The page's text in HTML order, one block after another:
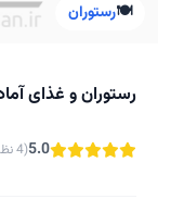
🍽️رستوران
رستوران و غذای
5.0(4 نظر)